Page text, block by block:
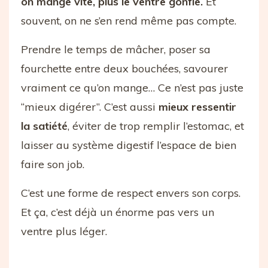
souvent, on ne s’en rend même pas compte.
Prendre le temps de mâcher, poser sa
fourchette entre deux bouchées, savourer
vraiment ce qu’on mange… Ce n’est pas juste
“mieux digérer”. C’est aussi mieux ressentir
la satiété, éviter de trop remplir l’estomac, et
laisser au système digestif l’espace de bien
faire son job.
C’est une forme de respect envers son corps.
Et ça, c’est déjà un énorme pas vers un
ventre plus léger.